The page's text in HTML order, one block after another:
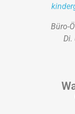
Büro-
Di.